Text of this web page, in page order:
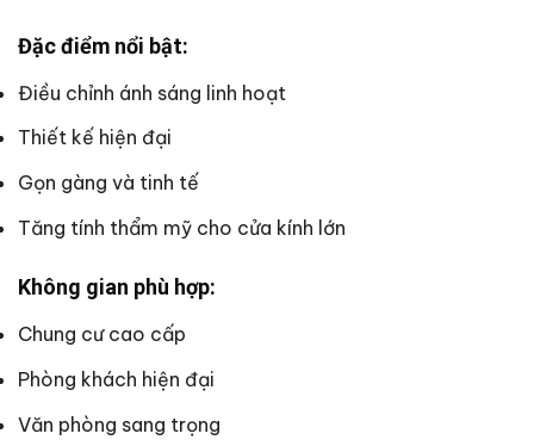
Đặc điểm nổi bật:
Điều chỉnh ánh sáng linh hoạt
Thiết kế hiện đại
Gọn gàng và tinh tế
Tăng tính thẩm mỹ cho cửa kính lớn
Không gian phù hợp:
Chung cư cao cấp
Phòng khách hiện đại
Văn phòng sang trọng